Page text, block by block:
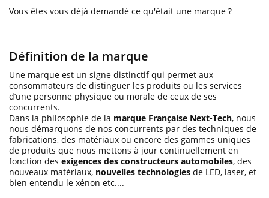
Vous êtes vous déjà demandé ce qu'était une marque ?
Définition de la marque
Une marque est un signe distinctif qui permet aux
consommateurs de distinguer les produits ou les services
d’une personne physique ou morale de ceux de ses
concurrents.
Dans la philosophie de la marque Française Next-Tech, nous
nous démarquons de nos concurrents par des techniques de
fabrications, des matériaux ou encore des gammes uniques
de produits que nous mettons à jour continuellement en
fonction des exigences des constructeurs automobiles, des
nouveaux matériaux, nouvelles technologies de LED, laser, et
bien entendu le xénon etc....